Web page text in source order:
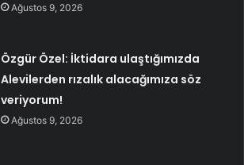
Ağustos 9, 2026
Özgür Özel: İktidara ulaştığımızda
Alevilerden rızalık alacağımıza söz
veriyorum!
Ağustos 9, 2026